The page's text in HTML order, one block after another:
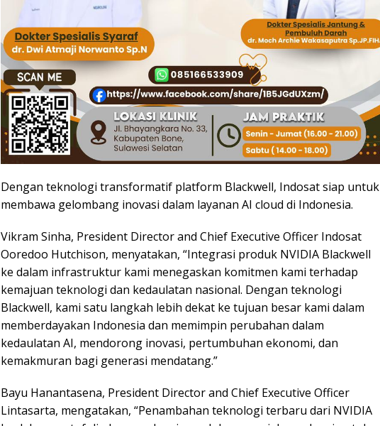
Dengan teknologi transformatif platform Blackwell, Indosat siap untuk
membawa gelombang inovasi dalam layanan AI cloud di Indonesia.
Vikram Sinha, President Director and Chief Executive Officer Indosat
Ooredoo Hutchison, menyatakan, “Integrasi produk NVIDIA Blackwell
ke dalam infrastruktur kami menegaskan komitmen kami terhadap
kemajuan teknologi dan kedaulatan nasional. Dengan teknologi
Blackwell, kami satu langkah lebih dekat ke tujuan besar kami dalam
memberdayakan Indonesia dan memimpin perubahan dalam
kedaulatan AI, mendorong inovasi, pertumbuhan ekonomi, dan
kemakmuran bagi generasi mendatang.”
Bayu Hanantasena, President Director and Chief Executive Officer
Lintasarta, mengatakan, “Penambahan teknologi terbaru dari NVIDIA